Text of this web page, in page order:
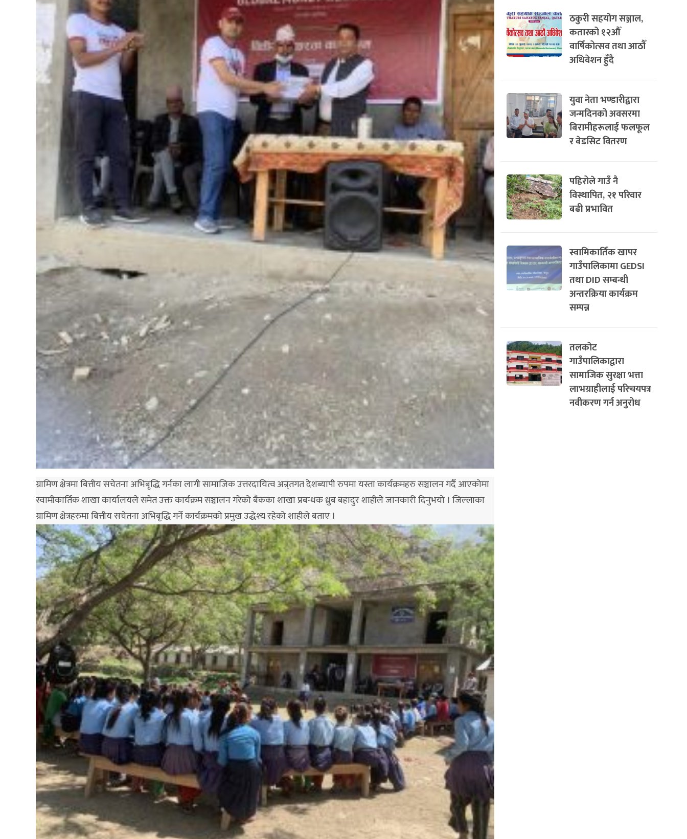
ग्रामिण क्षेत्रमा बित्तीय सचेतना अभिबृद्धि गर्नका लागी सामाजिक उत्तरदायित्व अन्र्तगत देशब्यापी रुपमा यस्ता कार्यक्रमहरु सञ्चालन गर्दै आएकोमा
स्वामीकार्तिक शाखा कार्यालयले समेत उक्त कार्यक्रम सञ्चालन गरेको बैंकका शाखा प्रबन्धक ध्रुब बहादुर शाहीले जानकारी दिनुभयो । जिल्लाका
ग्रामिण क्षेत्रहरुमा बित्तीय सचेतना अभिबृद्धि गर्ने कार्यक्रमको प्रमुख उद्धेश्य रहेको शाहीले बताए ।
ठकुरी सहयोग सञ्जाल,
कतारको १२औँ
वार्षिकोत्सव तथा आठौँ
अधिवेशन हुँदै
युवा नेता भण्डारीद्वारा
जन्मदिनको अवसरमा
बिरामीहरूलाई फलफूल
र बेडसिट वितरण
पहिरोले गाउँ नै
विस्थापित, २१ परिवार
बढी प्रभावित
स्वामिकार्तिक खापर
गाउँपालिकामा GEDSI
तथा DID सम्बन्धी
अन्तरक्रिया कार्यक्रम
सम्पन्न
तलकोट
गाउँपालिकाद्वारा
सामाजिक सुरक्षा भत्ता
लाभग्राहीलाई परिचयपत्र
नवीकरण गर्न अनुरोध